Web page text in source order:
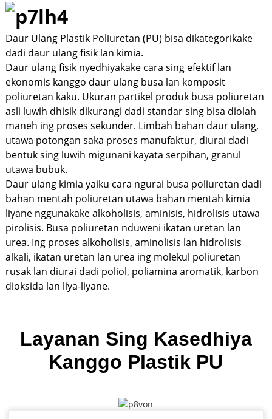
Daur Ulang Plastik Poliuretan (PU) bisa dikategorikake
dadi daur ulang fisik lan kimia.
Daur ulang fisik nyedhiyakake cara sing efektif lan
ekonomis kanggo daur ulang busa lan komposit
poliuretan kaku. Ukuran partikel produk busa poliuretan
asli luwih dhisik dikurangi dadi standar sing bisa diolah
maneh ing proses sekunder. Limbah bahan daur ulang,
utawa potongan saka proses manufaktur, diurai dadi
bentuk sing luwih migunani kayata serpihan, granul
utawa bubuk.
Daur ulang kimia yaiku cara ngurai busa poliuretan dadi
bahan mentah poliuretan utawa bahan mentah kimia
liyane nggunakake alkoholisis, aminisis, hidrolisis utawa
pirolisis. Busa poliuretan nduweni ikatan uretan lan
urea. Ing proses alkoholisis, aminolisis lan hidrolisis
alkali, ikatan uretan lan urea ing molekul poliuretan
rusak lan diurai dadi poliol, poliamina aromatik, karbon
dioksida lan liya-liyane.
Layanan Sing Kasedhiya
Kanggo Plastik PU